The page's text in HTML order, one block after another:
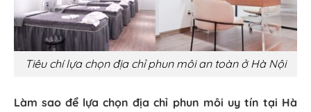
Tiêu chí lựa chọn địa chỉ phun môi an toàn ở Hà Nội
Làm sao để lựa chọn địa chỉ phun môi uy tín tại Hà